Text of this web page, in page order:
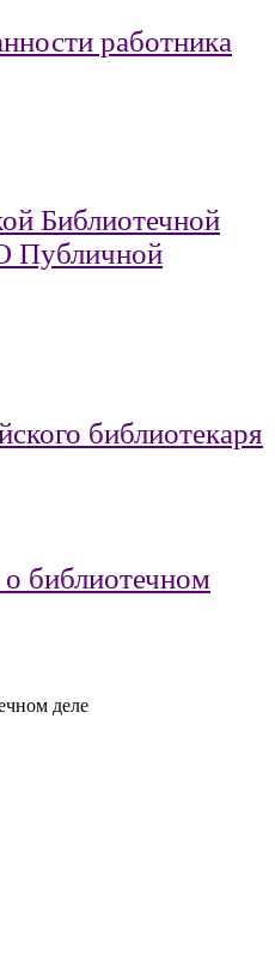
работника
Библиотечной
Публичной
библиотекаря
библиотечном
деле